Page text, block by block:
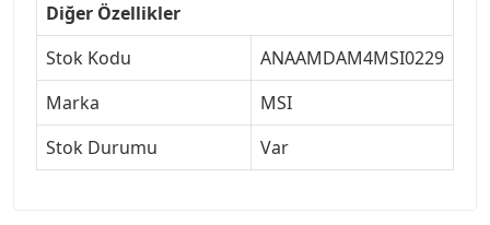
Diğer Özellikler
Stok Kodu
ANAAMDAM4MSI0229
Marka
MSI
Stok Durumu
Var